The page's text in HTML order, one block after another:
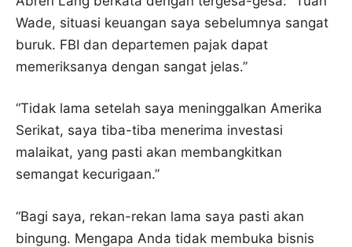
Wade, situasi keuangan saya sebelumnya sangat
buruk. FBI dan departemen pajak dapat
memeriksanya dengan sangat jelas.”
“Tidak lama setelah saya meninggalkan Amerika
Serikat, saya tiba-tiba menerima investasi
malaikat, yang pasti akan membangkitkan
semangat kecurigaan.”
“Bagi saya, rekan-rekan lama saya pasti akan
bingung. Mengapa Anda tidak membuka bisnis